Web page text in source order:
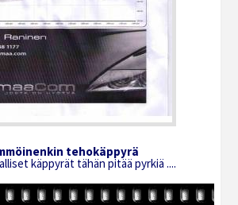
tehokäppyrä
käppyrät tähän pitää pyrkiä ....